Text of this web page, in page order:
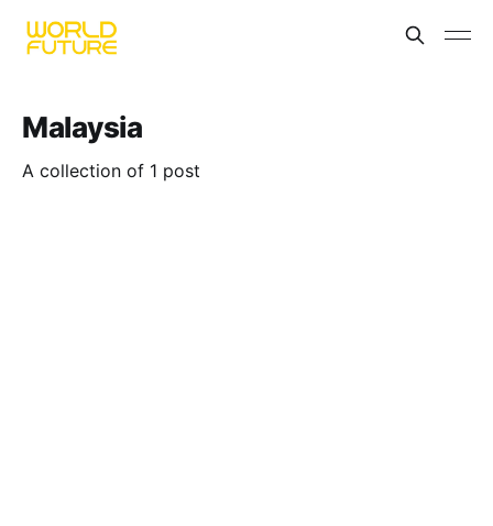
Malaysia
A collection of 1 post